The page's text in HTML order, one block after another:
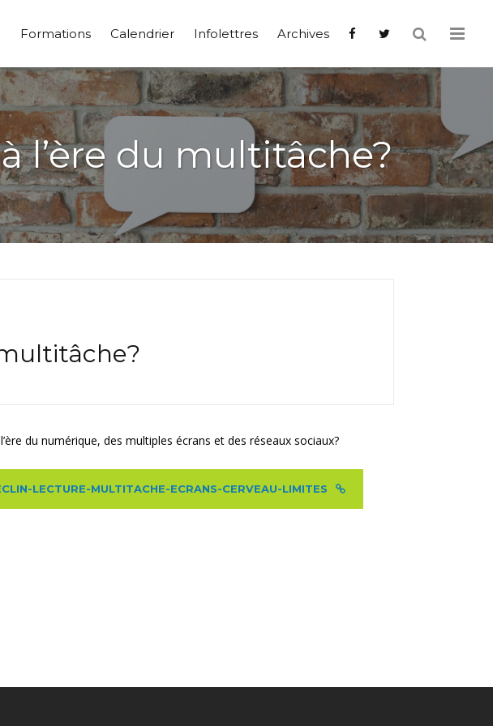
Formations Calendrier Infolettres Archives
l’ère du multitâche?
du numérique, des multiples écrans et des réseaux sociaux?
LECTURE-MULTITACHE-ECRANS-CERVEAU-LIMITES